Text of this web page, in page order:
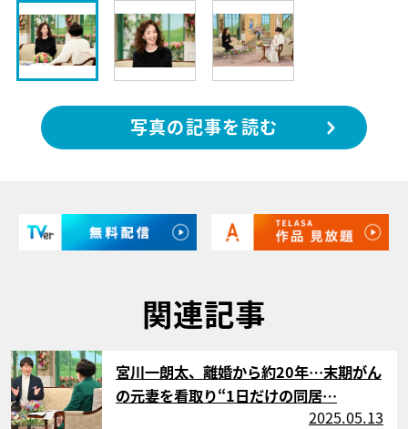
写真の記事を読む
関連記事
サムネイル
宮川一朗太、離婚から約20年…末期がん
の元妻を看取り“1日だけの同居…
2025.05.13